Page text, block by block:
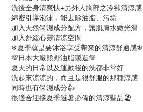
洗後全身清爽快+另外人胸部之冷卻清涼感
綿密引導泡沫，能去除油脂、污垢
加入天然保濕成分配方，讓肌膚水嫩光滑
加入舒緩心靈清涼空間
❄夏季就是要沐浴享受帶來的清涼舒適感❄
💯日本大廠熊野油脂製造💯
夏天的日常以及運動後的洗都非常好
洗起來涼涼的，而且是很舒服的那種涼感
同時也有保濕成分👍
很適合迎接夏季避暑必備的清涼聖品🏖